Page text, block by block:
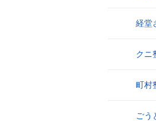
経堂
クニ
町村
ごう